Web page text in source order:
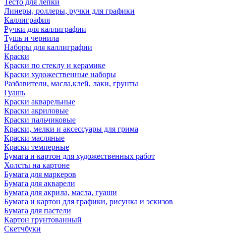
Тесто для лепки
Линеры, роллеры, ручки для графики
Каллиграфия
Ручки для каллиграфии
Тушь и чернила
Наборы для каллиграфии
Краски
Краски по стеклу и керамике
Краски художественные наборы
Разбавители, масла,клей, лаки, грунты
Гуашь
Краски акварельные
Краски акриловые
Краски пальчиковые
Краски, мелки и аксессуары для грима
Краски масляные
Краски темперные
Бумага и картон для художественных работ
Холсты на картоне
Бумага для маркеров
Бумага для акварели
Бумага для акрила, масла, гуаши
Бумага и картон для графики, рисунка и эскизов
Бумага для пастели
Картон грунтованный
Скетчбуки